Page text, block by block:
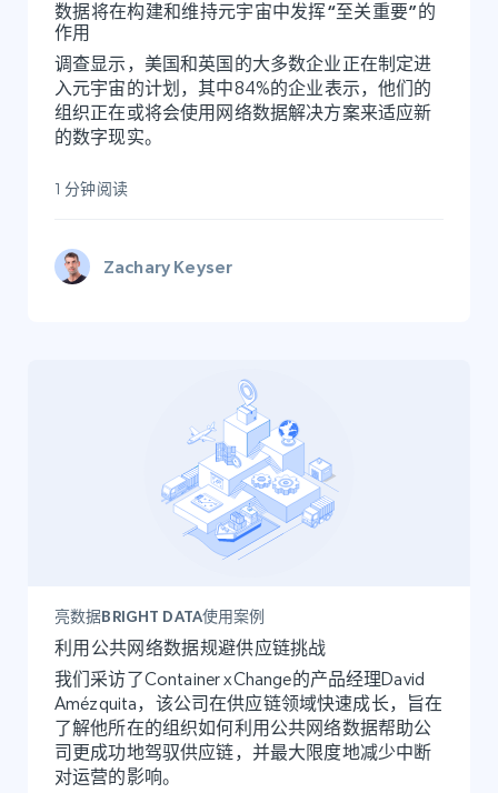
数据将在构建和维持元宇宙中发挥“至关重要”的
作用
调查显示，美国和英国的大多数企业正在制定进
入元宇宙的计划，其中84%的企业表示，他们的
组织正在或将会使用网络数据解决方案来适应新
的数字现实。
1 分钟阅读
Zachary Keyser
亮数据BRIGHT DATA使用案例
利用公共网络数据规避供应链挑战
我们采访了Container xChange的产品经理David
Amézquita，该公司在供应链领域快速成长，旨在
了解他所在的组织如何利用公共网络数据帮助公
司更成功地驾驭供应链，并最大限度地减少中断
对运营的影响。